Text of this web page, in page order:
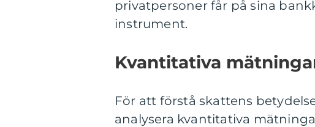
privatpersoner får på sina
instrument.
Kvantitativa
För att förstå skattens
analysera kvantitativa